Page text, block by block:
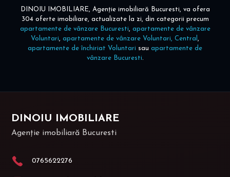
DINOIU IMOBILIARE, Agenție imobiliară Bucuresti, va ofera
304 oferte imobiliare, actualizate la zi, din categorii precum
apartamente de vânzare Bucuresti, apartamente de vânzare
Voluntari, apartamente de vânzare Voluntari, Central ,
apartamente de închiriat Voluntari sau apartamente de
vânzare Bucuresti.
DINOIU IMOBILIARE
Agenție imobiliară Bucuresti
0765622276